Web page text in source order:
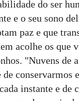
do ser
e o seu sono
paz e que
acolhe os que
"Nuvens de
conservarmos
instante e de